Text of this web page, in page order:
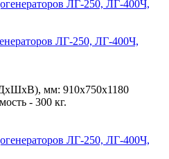
ЛГ-250, ЛГ-400Ч,
мм: 910х750х1180
- 300 кг.